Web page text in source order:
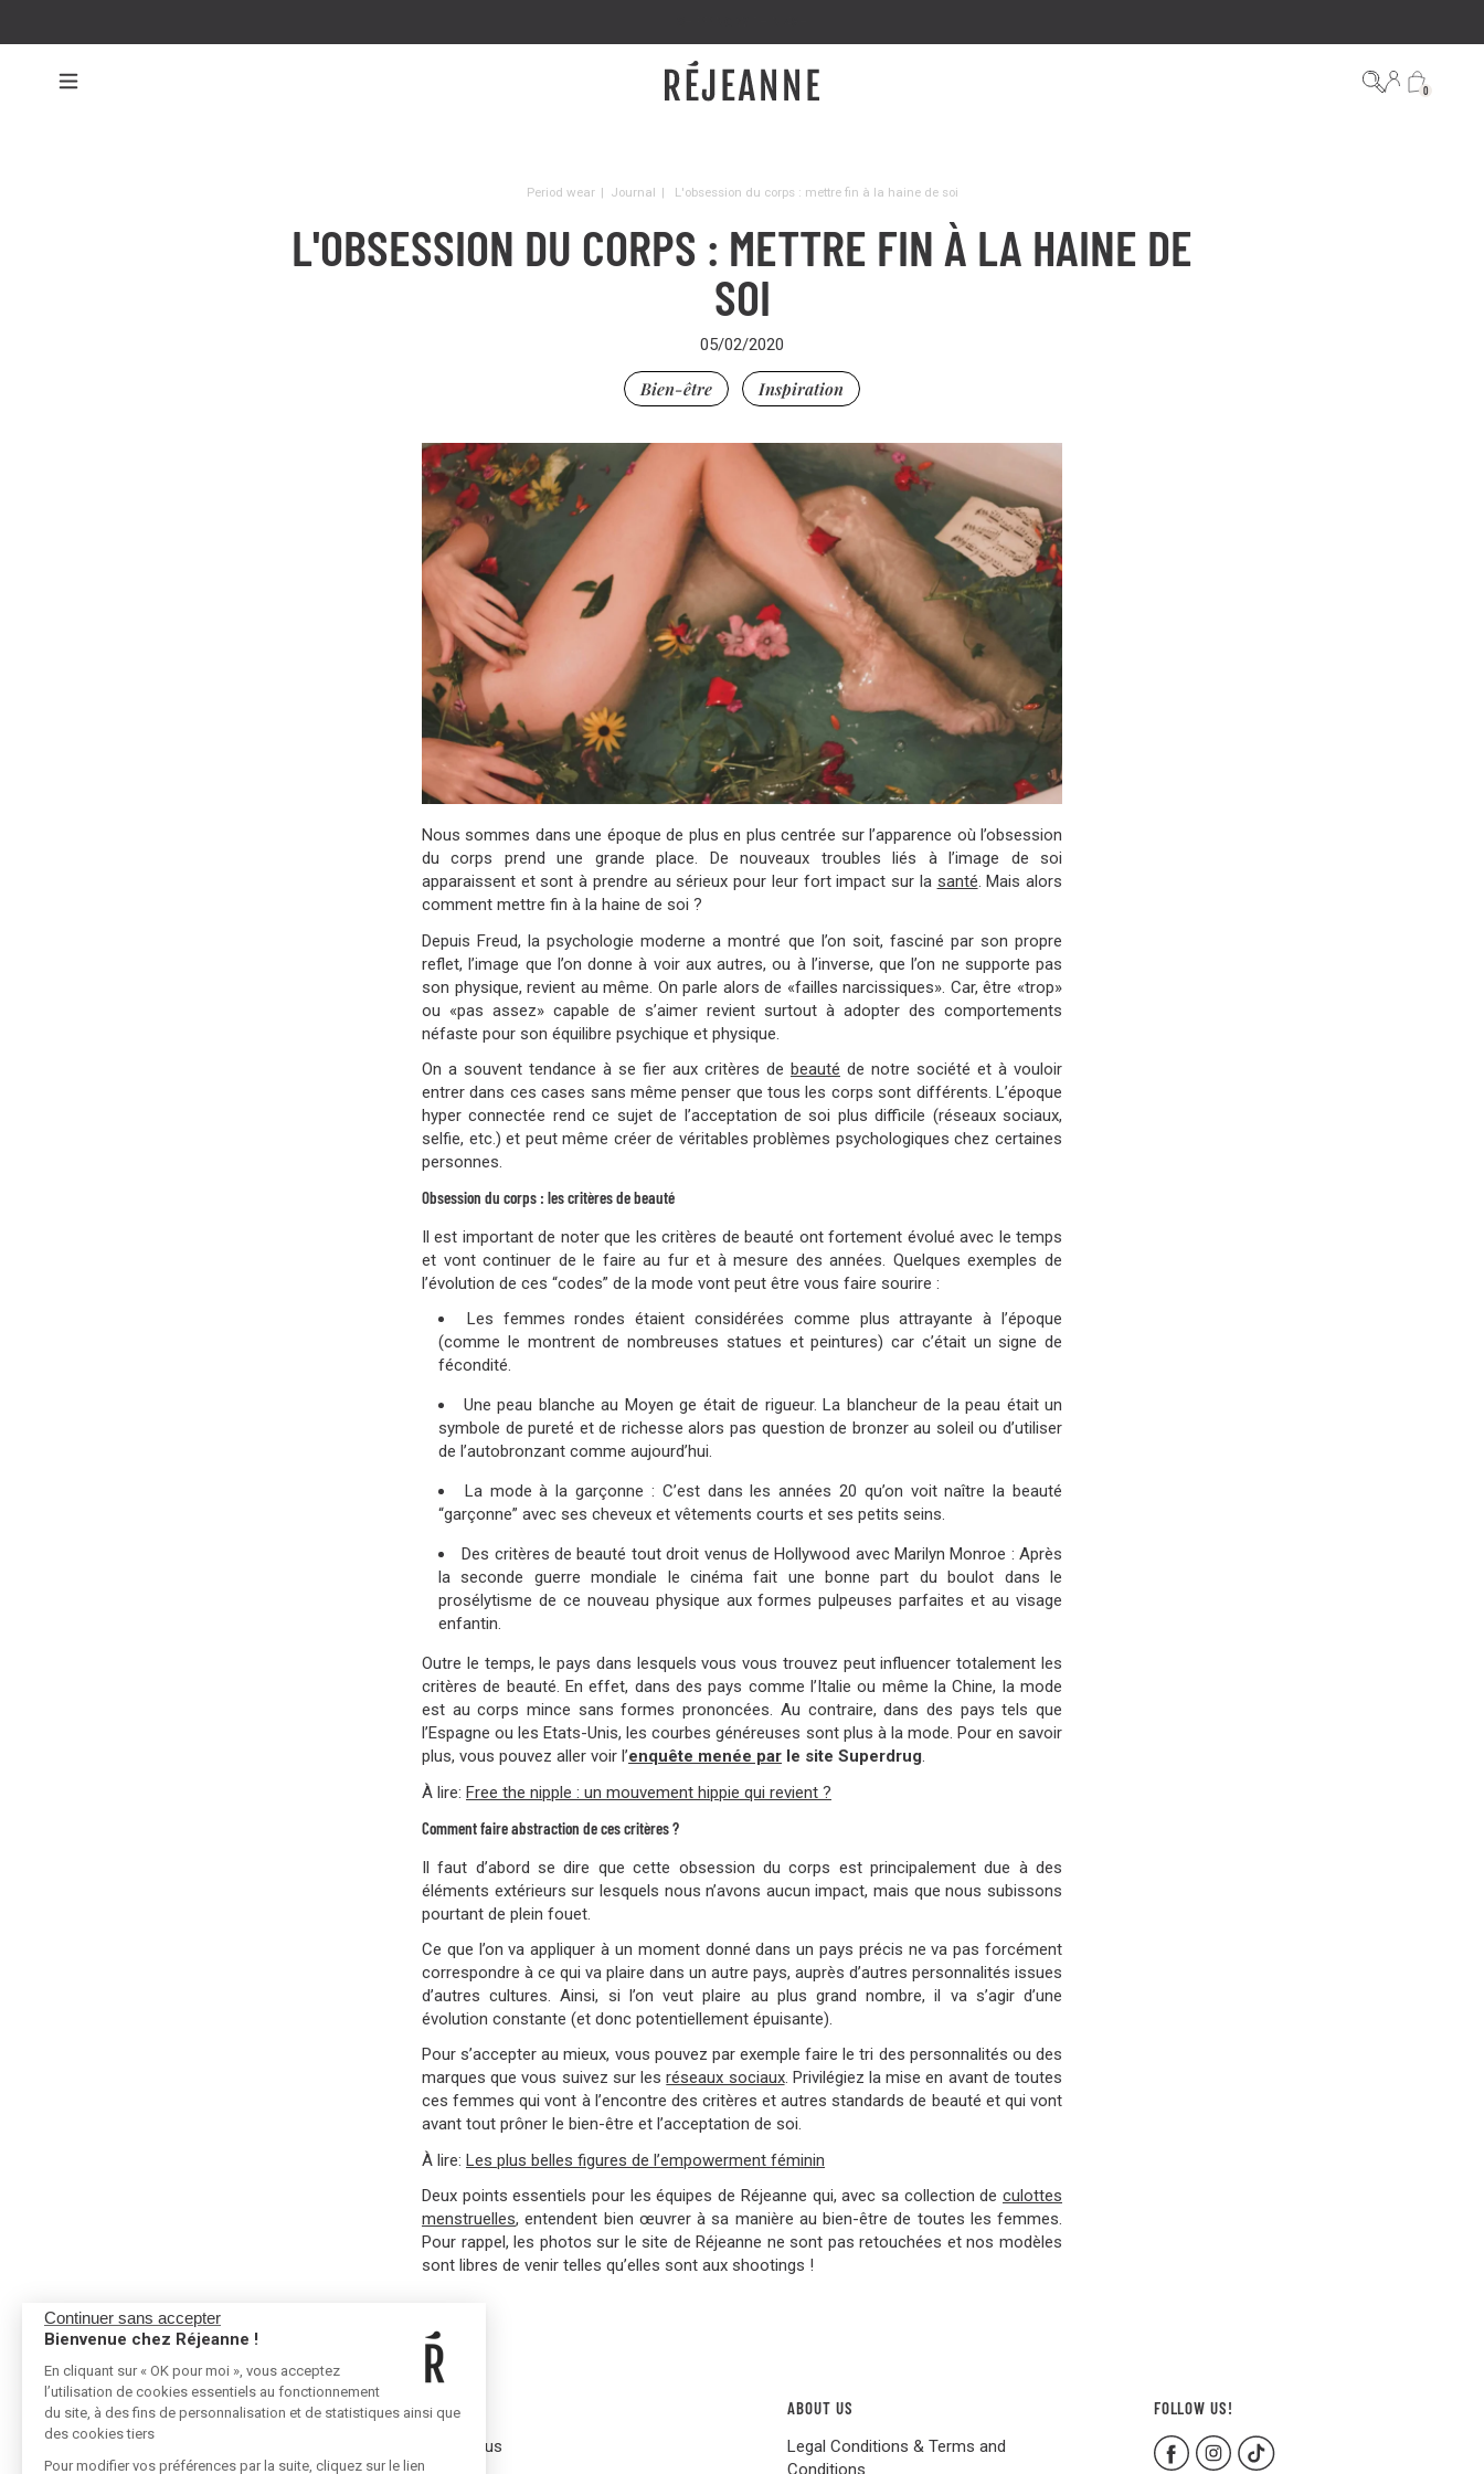
Continuer sans accepter
Bienvenue chez Réjeanne !
En cliquant sur « OK pour moi », vous acceptez
l’utilisation de cookies essentiels au fonctionnement
du site, à des fins de personnalisation et de statistiques ainsi que
des cookies tiers
Pour modifier vos préférences par la suite, cliquez sur le lien
0
Period wear | Journal | L'obsession du corps : mettre fin à la haine de soi
L'OBSESSION DU CORPS : METTRE FIN À LA HAINE DE
SOI
05/02/2020
Bien-être Inspiration
Nous sommes dans une époque de plus en plus centrée sur l’apparence où l’obsession
du corps prend une grande place. De nouveaux troubles liés à l’image de soi
apparaissent et sont à prendre au sérieux pour leur fort impact sur la santé. Mais alors
comment mettre fin à la haine de soi ?
Depuis Freud, la psychologie moderne a montré que l’on soit, fasciné par son propre
reflet, l’image que l’on donne à voir aux autres, ou à l’inverse, que l’on ne supporte pas
son physique, revient au même. On parle alors de «failles narcissiques». Car, être «trop»
ou «pas assez» capable de s’aimer revient surtout à adopter des comportements
néfaste pour son équilibre psychique et physique.
On a souvent tendance à se fier aux critères de beauté de notre société et à vouloir
entrer dans ces cases sans même penser que tous les corps sont différents. L’époque
hyper connectée rend ce sujet de l’acceptation de soi plus difficile (réseaux sociaux,
selfie, etc.) et peut même créer de véritables problèmes psychologiques chez certaines
personnes.
Obsession du corps : les critères de beauté
Il est important de noter que les critères de beauté ont fortement évolué avec le temps
et vont continuer de le faire au fur et à mesure des années. Quelques exemples de
l’évolution de ces “codes” de la mode vont peut être vous faire sourire :
Les femmes rondes étaient considérées comme plus attrayante à l’époque
(comme le montrent de nombreuses statues et peintures) car c’était un signe de
fécondité.
Une peau blanche au Moyen ge était de rigueur. La blancheur de la peau était un
symbole de pureté et de richesse alors pas question de bronzer au soleil ou d’utiliser
de l’autobronzant comme aujourd’hui.
La mode à la garçonne : C’est dans les années 20 qu’on voit naître la beauté
“garçonne” avec ses cheveux et vêtements courts et ses petits seins.
Des critères de beauté tout droit venus de Hollywood avec Marilyn Monroe : Après
la seconde guerre mondiale le cinéma fait une bonne part du boulot dans le
prosélytisme de ce nouveau physique aux formes pulpeuses parfaites et au visage
enfantin.
Outre le temps, le pays dans lesquels vous vous trouvez peut influencer totalement les
critères de beauté. En effet, dans des pays comme l’Italie ou même la Chine, la mode
est au corps mince sans formes prononcées. Au contraire, dans des pays tels que
l’Espagne ou les Etats-Unis, les courbes généreuses sont plus à la mode. Pour en savoir
plus, vous pouvez aller voir l’enquête menée par le site Superdrug.
À lire: Free the nipple : un mouvement hippie qui revient ?
Comment faire abstraction de ces critères ?
Il faut d’abord se dire que cette obsession du corps est principalement due à des
éléments extérieurs sur lesquels nous n’avons aucun impact, mais que nous subissons
pourtant de plein fouet.
Ce que l’on va appliquer à un moment donné dans un pays précis ne va pas forcément
correspondre à ce qui va plaire dans un autre pays, auprès d’autres personnalités issues
d’autres cultures. Ainsi, si l’on veut plaire au plus grand nombre, il va s’agir d’une
évolution constante (et donc potentiellement épuisante).
Pour s’accepter au mieux, vous pouvez par exemple faire le tri des personnalités ou des
marques que vous suivez sur lesréseaux sociaux. Privilégiez la mise en avant de toutes
ces femmes qui vont à l’encontre des critères et autres standards de beauté et qui vont
avant tout prôner le bien-être et l’acceptation de soi.
À lire: Les plus belles figures de l’empowerment féminin
Deux points essentiels pour les équipes de Réjeanne qui, avec sa collection de culottes
menstruelles, entendent bien œuvrer à sa manière au bien-être de toutes les femmes.
Pour rappel, les photos sur le site de Réjeanne ne sont pas retouchées et nos modèles
sont libres de venir telles qu’elles sont aux shootings !
RÉJEANNE
Where to buy
CONTACT
Contact us
Press
ABOUT US
Legal Conditions & Terms and
Conditions
FOLLOW US!